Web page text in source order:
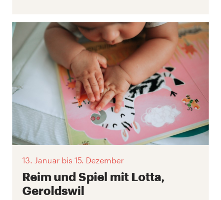
13. Januar bis 15. Dezember
Reim und Spiel mit Lotta,
Geroldswil